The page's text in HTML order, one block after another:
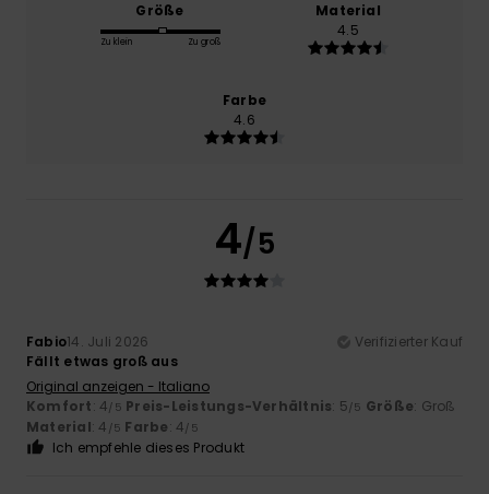
Größe
Zu klein Zu groß
Material
4.5
Farbe
4.6
4/5
Fabio14. Juli 2026
Verifizierter Kauf
Fällt etwas groß aus
Original anzeigen - Italiano
Komfort: 4/5 Preis-Leistungs-Verhältnis: 5/5 Größe: Groß
Material: 4 /5 Farbe: 4/5
Ich empfehle dieses Produkt